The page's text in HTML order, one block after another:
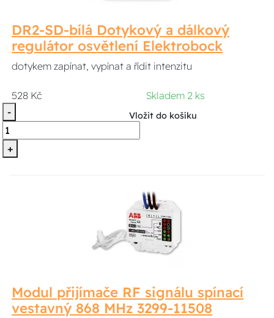
DR2-SD-bílá Dotykový a dálkový
regulátor osvětlení Elektrobock
dotykem zapínat, vypínat a řídit intenzitu
528 Kč
Skladem 2 ks
-
+
Vložit do košíku
Modul přijímače RF signálu spínací
vestavný 868 MHz 3299-11508